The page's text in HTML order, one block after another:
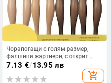
Чорапогащи с голям размер,
фалшиви жартиери, с открит
чатал, летни тънки чорапи,
против заплитане, подходящи за
носене като външно облекло
7.13 €/13.95 лв
add_shopping_cart